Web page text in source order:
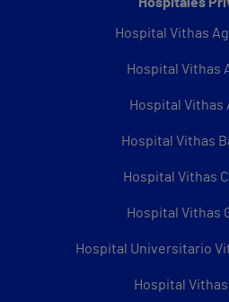
Hospitales
Hospital Vithas
Hospital Vithas
Hospital Vithas
Hospital Vithas
Hospital Vithas
Hospital Vithas
Hospital Universitario
Hospital